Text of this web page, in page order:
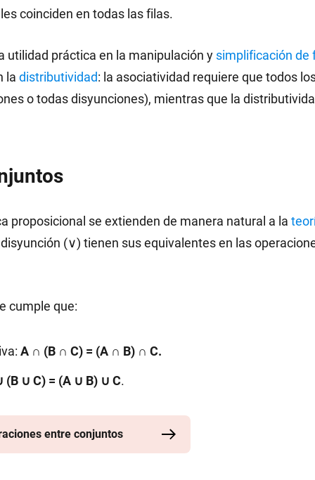
coinciden en todas las filas.
utilidad práctica en la manipulación y simplificación de
la distributividad: la asociatividad requiere que todos
o todas disyunciones), mientras que la
proposicional se extienden de manera natural a la
(∨) tienen sus equivalentes en las
cumple que:
A ∩ (B ∩ C) = (A ∩ B) ∩ C.
(B ∪ C) = (A ∪ B) ∪ C.
entre conjuntos